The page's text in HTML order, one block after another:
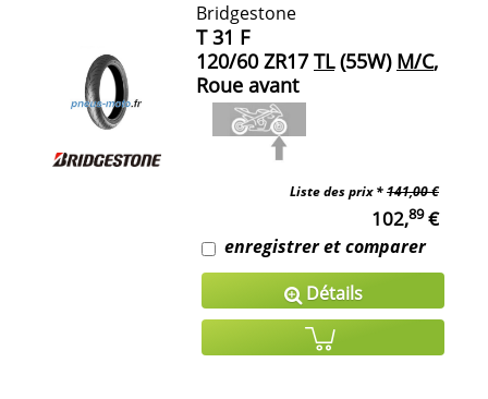
Bridgestone
T 31 F
120/60 ZR17 TL(55W) M/C,
Roue avant
Liste des prix *141,00 €
102,89€
enregistrer et comparer
Détails